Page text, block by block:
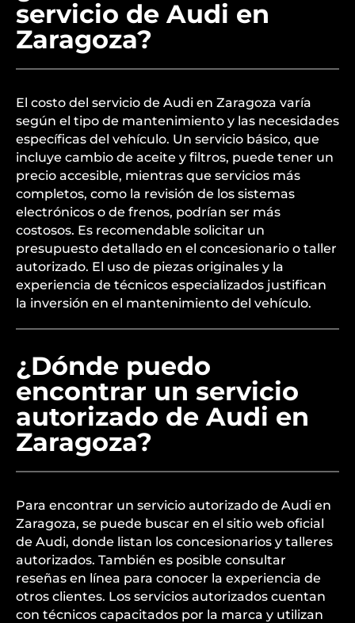
servicio de Audi en
Zaragoza?
El costo del servicio de Audi en Zaragoza varía
según el tipo de mantenimiento y las necesidades
específicas del vehículo. Un servicio básico, que
incluye cambio de aceite y filtros, puede tener un
precio accesible, mientras que servicios más
completos, como la revisión de los sistemas
electrónicos o de frenos, podrían ser más
costosos. Es recomendable solicitar un
presupuesto detallado en el concesionario o taller
autorizado. El uso de piezas originales y la
experiencia de técnicos especializados justifican
la inversión en el mantenimiento del vehículo.
¿Dónde puedo
encontrar un servicio
autorizado de Audi en
Zaragoza?
Para encontrar un servicio autorizado de Audi en
Zaragoza, se puede buscar en el sitio web oficial
de Audi, donde listan los concesionarios y talleres
autorizados. También es posible consultar
reseñas en línea para conocer la experiencia de
otros clientes. Los servicios autorizados cuentan
con técnicos capacitados por la marca y utilizan